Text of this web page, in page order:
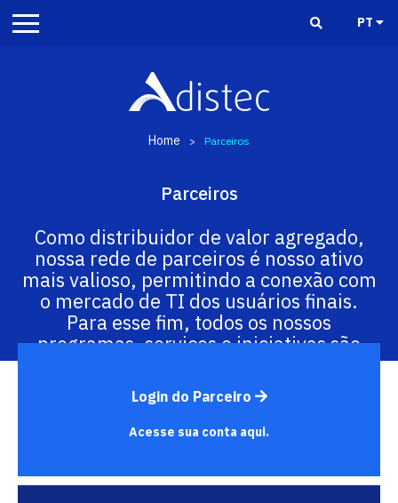
PT
Home > Parceiros
Parceiros
Como distribuidor de valor agregado,
nossa rede de parceiros é nosso ativo
mais valioso, permitindo a conexão com
o mercado de TI dos usuários finais.
Para esse fim, todos os nossos
programas, serviços e iniciativas são
Login do Parceiro
Acesse sua conta aqui.